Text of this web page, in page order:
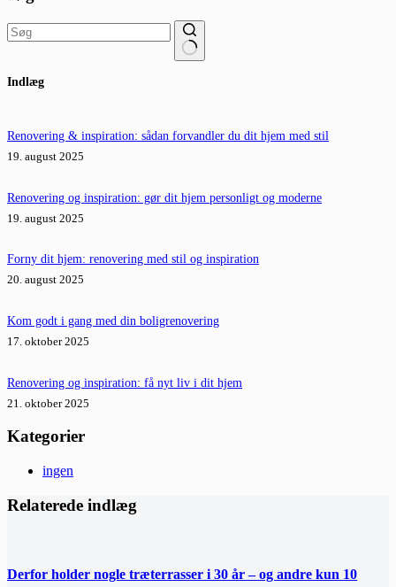
resultater
Indlæg
Renovering & inspiration: sådan forvandler du dit hjem med stil
19. august 2025
Renovering og inspiration: gør dit hjem personligt og moderne
19. august 2025
Forny dit hjem: renovering med stil og inspiration
20. august 2025
Kom godt i gang med din boligrenovering
17. oktober 2025
Renovering og inspiration: få nyt liv i dit hjem
21. oktober 2025
Kategorier
ingen
Relaterede indlæg
Derfor holder nogle træterrasser i 30 år – og andre kun 10